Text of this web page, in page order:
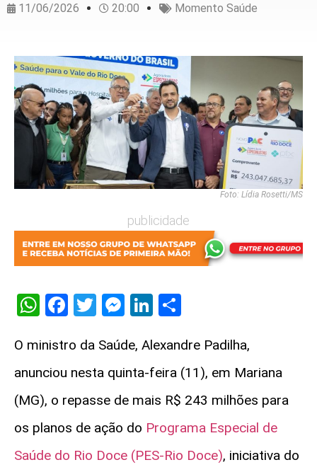
11/06/2026 20:00 Momento Saúde
Foto: Lídia Rosetti/MS
publicidade
WhatsApp
Facebook
Twitter
Messenger
LinkedIn
O ministro da Saúde, Alexandre Padilha,
anunciou nesta quinta-feira (11), em Mariana
(MG), o repasse de mais R$ 243 milhões para
os planos de ação do Programa Especial de
Saúde do Rio Doce (PES-Rio Doce), iniciativa do